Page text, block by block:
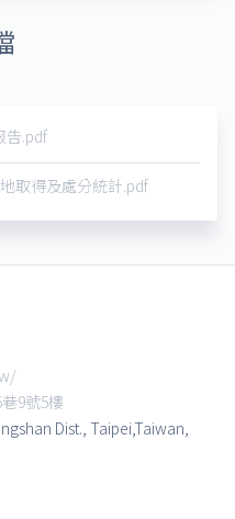
告.pdf
取得及處分統計.pdf
9號5樓
Dist., Taipei,Taiwan,